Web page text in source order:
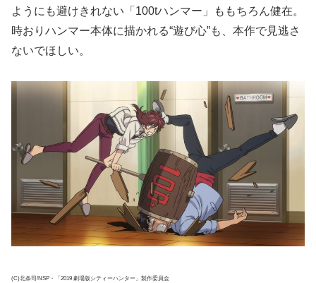
ようにも避けきれない「100tハンマー」ももちろん健在。
時おりハンマー本体に描かれる“遊び心”も、本作で見逃さ
ないでほしい。
(C)北条司/NSP・「2019 劇場版シティーハンター」製作委員会